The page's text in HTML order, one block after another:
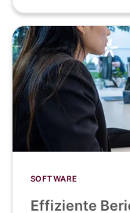
SOFTWARE
Effiziente